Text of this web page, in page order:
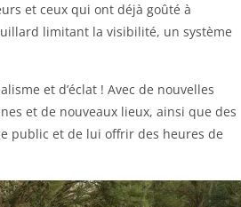
et ceux qui ont déjà goûté à
limitant la visibilité, un système
et d’éclat ! Avec de nouvelles
et de nouveaux lieux, ainsi que des
public et de lui offrir des heures de